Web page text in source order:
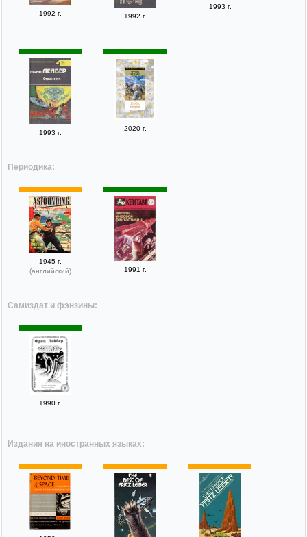
1992 г. 1992 г.
1993 г.
1993 г.
2020 г.
Периодика:
1945 г.
(английский)
1991 г.
Самиздат и фэнзины:
1990 г.
Издания на иностранных языках: